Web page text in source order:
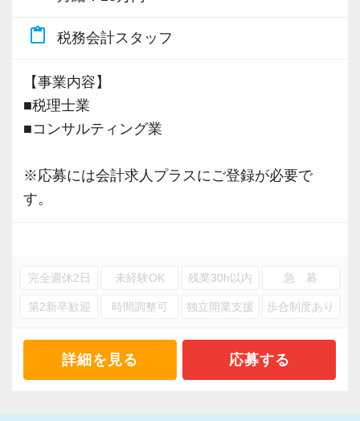
いたら、それを一緒になって実現するために大
ます。ご紹介案件が7割を超えているのも、そう
いった私たちの姿勢がお客様から評価されてい
るからだと自負しています。
今後もお客様に満足していただけるようにスキ
ルの向上を目指し、税務のプロとして高い信頼
供する真の「税務プロフェッショナル」として
の道を私たちと一緒に歩んでみませんか？
【目指すは“大家族のような会社”明るく楽しく一
緒に働ける方を求めています】
います。
専門Webサイトを10サイト以上運営しており、
新規顧問契約のお客様が毎年400件以上増加！
各オフィスに国税OB税理士が在籍しているの
税理士という仕事は不況に強い仕事で、融資対
そのため、全拠点でスタッフの増員に力を入れ
また、職場環境の改善に積極的に取り組む企業
content_paste 税務会計スタッフ
【事業内容】
■税理士業
■コンサルティング業
※応募には会計求人プラスにご登録が必要で
す。
完全週休2日 未経験OK 残業30h以内 急 募
第2新卒歓迎 時間調整可 独立開業支援 歩合制度あり
詳細を見る 応募する